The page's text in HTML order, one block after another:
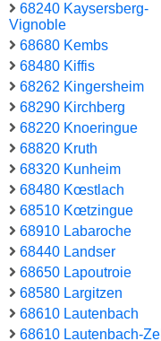
68240 Kaysersberg-
Vignoble
68680 Kembs
68480 Kiffis
68262 Kingersheim
68290 Kirchberg
68220 Knoeringue
68820 Kruth
68320 Kunheim
68480 Kœstlach
68510 Kœtzingue
68910 Labaroche
68440 Landser
68650 Lapoutroie
68580 Largitzen
68610 Lautenbach
68610 Lautenbach-Zell